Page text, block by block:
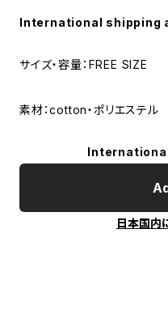
International shipping
サイズ・容量：FREE SIZE
素材：cotton・ポリエステル
日本国内